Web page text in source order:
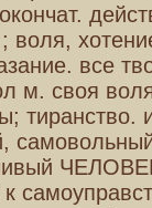
воля,
все
м. своя
тиранство.